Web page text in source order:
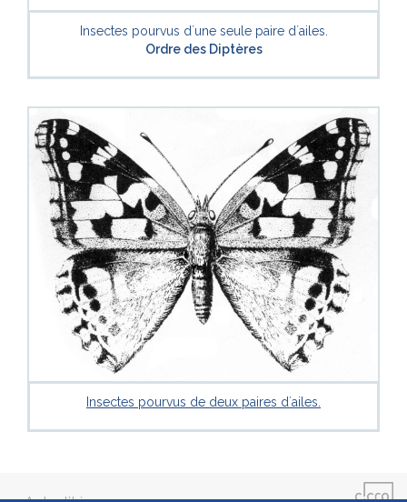
Insectes pourvus d´une seule paire d´ailes.
Ordre des Diptères
Insectes pourvus de deux paires d´ailes.